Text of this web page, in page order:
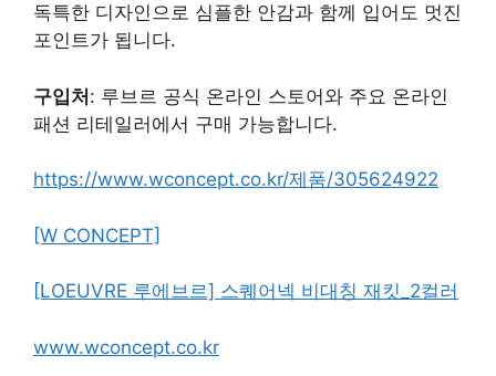
독특한 디자인으로 심플한 안감과 함께 입어도 멋진
포인트가 됩니다.
구입처: 루브르 공식 온라인 스토어와 주요 온라인
패션 리테일러에서 구매 가능합니다.
https://www.wconcept.co.kr/제품/305624922
[W CONCEPT]
[LOEUVRE 루에브르] 스퀘어넥 비대칭 재킷_2컬러
www.wconcept.co.kr